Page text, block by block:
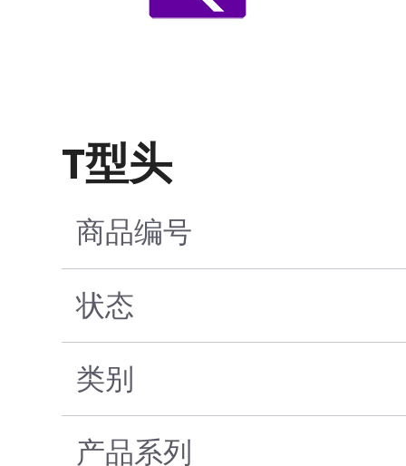
T型头
商品编号
状态
类别
产品系列